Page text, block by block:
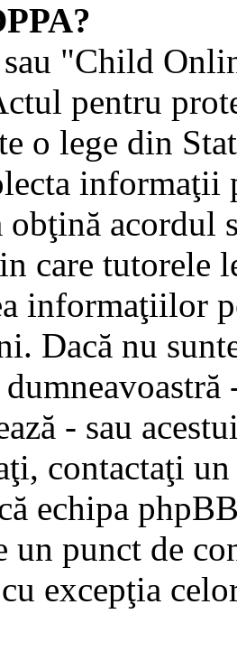
"Child
pentru
o lege din
informaţii
obţină acordul
care tutorele
informaţiilor
Dacă nu
- sau
contactaţi
echipa
un punct de
excepţia